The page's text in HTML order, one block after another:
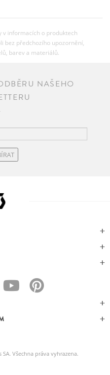
v informacích o produktech
bez předchozího upozornění,
barev a materiálů.
NAŠEHO
Všechna práva vyhrazena.